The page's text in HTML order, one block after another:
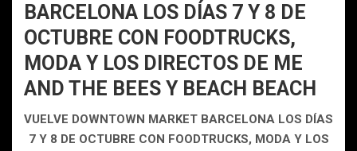
BARCELONA LOS DÍAS 7 Y 8 DE
OCTUBRE CON FOODTRUCKS,
MODA Y LOS DIRECTOS DE ME
AND THE BEES Y BEACH BEACH
VUELVE DOWNTOWN MARKET BARCELONA LOS DÍAS
7 Y 8 DE OCTUBRE CON FOODTRUCKS, MODA Y LOS